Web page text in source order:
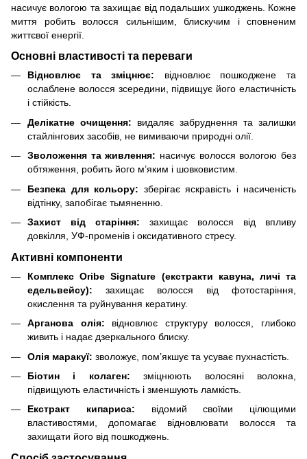
насичує вологою та захищає від подальших ушкоджень. Кожне
миття робить волосся сильнішим, блискучим і сповненим
життєвої енергії.
Основні властивості та переваги
Відновлює та зміцнює: відновлює пошкоджене та
ослаблене волосся зсередини, підвищує його еластичність
і стійкість.
Делікатне очищення: видаляє забруднення та залишки
стайлінгових засобів, не вимиваючи природні олії.
Зволоження та живлення: насичує волосся вологою без
обтяження, робить його м’яким і шовковистим.
Безпека для кольору: зберігає яскравість і насиченість
відтінку, запобігає тьмяненню.
Захист від старіння: захищає волосся від впливу
довкілля, УФ-променів і оксидативного стресу.
Активні компоненти
Комплекс Oribe Signature (екстракти кавуна, личі та
едельвейсу): захищає волосся від фотостаріння,
окислення та руйнування кератину.
Арганова олія: відновлює структуру волосся, глибоко
живить і надає дзеркального блиску.
Олія маракуї: зволожує, пом’якшує та усуває пухнастість.
Біотин і колаген: зміцнюють волосяні волокна,
підвищують еластичність і зменшують ламкість.
Екстракт кипариса: відомий своїми цілющими
властивостями, допомагає відновлювати волосся та
захищати його від пошкоджень.